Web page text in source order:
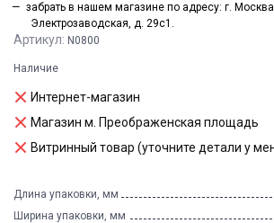
Артикул: N0800
Наличие
Интернет-магазин
Магазин м. Преображенская площадь
Витринный товар (уточните детали у
Длина упаковки, мм
Ширина упаковки, мм
забрать в нашем магазине по адресу: г.
Электрозаводская, д. 29с1.